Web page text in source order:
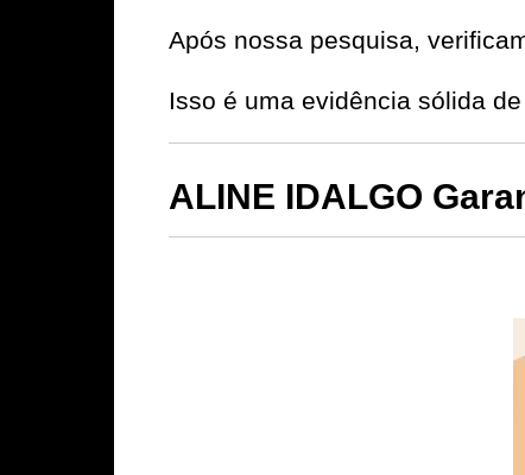
Após nossa pesquisa,
Isso é uma evidência sólida
ALINE IDALGO